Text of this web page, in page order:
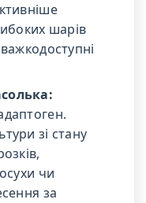
шарів
зі стану
чи
за